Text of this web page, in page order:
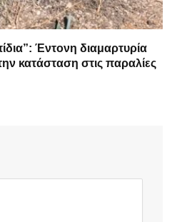
Έντονη διαμαρτυρία
κατάσταση στις παραλίες